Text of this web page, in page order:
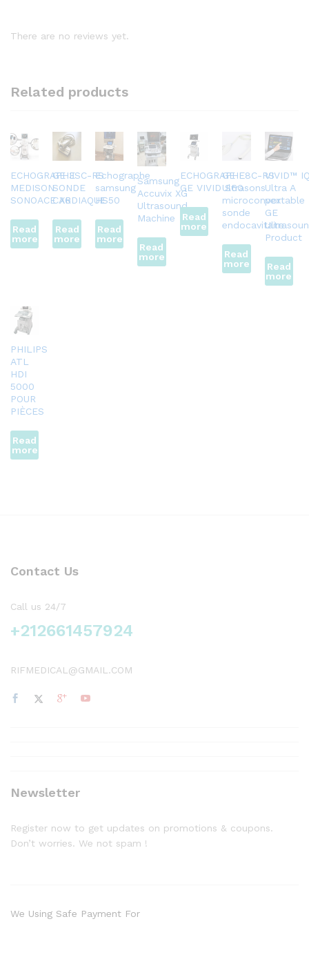
There are no reviews yet.
Related products
ECHOGRAPHE
MEDISON
SONOACE X6
Read
more
GE 3SC-RS
SONDE
CARDIAQUE
Read
more
Echographe
samsung
HS50
Read
more
Samsung
Accuvix XG
Ultrasound
Machine
Read
more
ECHOGRAPHE
GE VIVID S60
Read
more
GE E8C-RS
Ultrasons
microconvex
sonde
endocavitaire
Read
more
VIVID™
Ultra A
portable
GE
Product
Read
more
PHILIPS
ATL
HDI
5000
POUR
PIÈCES
Read
more
Contact Us
Call us 24/7
+212661457924
RIFMEDICAL@GMAIL.COM
Newsletter
Register now to get updates on promotions & coupons.
Don’t worries. We not spam !
We Using Safe Payment For